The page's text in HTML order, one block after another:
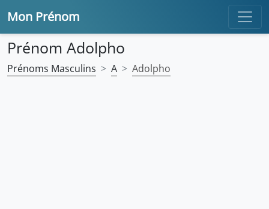
Mon Prénom
Prénom Adolpho
Prénoms Masculins A Adolpho